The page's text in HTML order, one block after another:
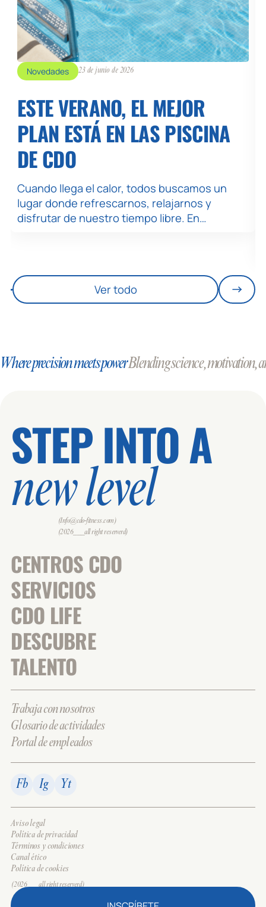
Novedades 23 de junio de 2026
ESTE VERANO, EL MEJOR
PLAN ESTÁ EN LAS PISCINA
DE CDO
Cuando llega el calor, todos buscamos un
lugar donde refrescarnos, relajarnos y
disfrutar de nuestro tiempo libre. En…
Ver todo
Where precision meets powerBlending science, motivation,
STEP INTO A
new level
(Info@cdo-fitness.com)
(2026___all right reserverd)
CENTROS CDO
SERVICIOS
CDO LIFE
DESCUBRE
TALENTO
Trabaja con nosotros
Glosario de actividades
Portal de empleados
Fb Ig Yt
Aviso legal
Política de privacidad
Términos y condiciones
Canal ético
Política de cookies
(2026___all right reserverd)